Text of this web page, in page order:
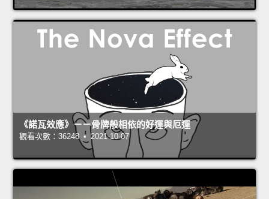
《諾瓦效應》－－骨牌般相依的好運與厄運
觀看次數：36248 • 2021-10-07